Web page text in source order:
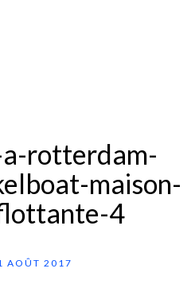
rotterdam-
maison-
4
AOÛT 2017